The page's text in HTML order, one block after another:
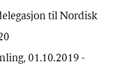
til Nordisk
01.10.2019 -